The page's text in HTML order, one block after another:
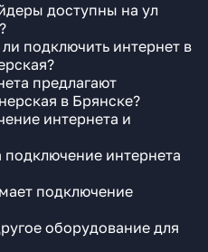
доступны на ул
подключить интернет в
предлагают
в Брянске?
интернета и
подключение интернета
подключение
оборудование для